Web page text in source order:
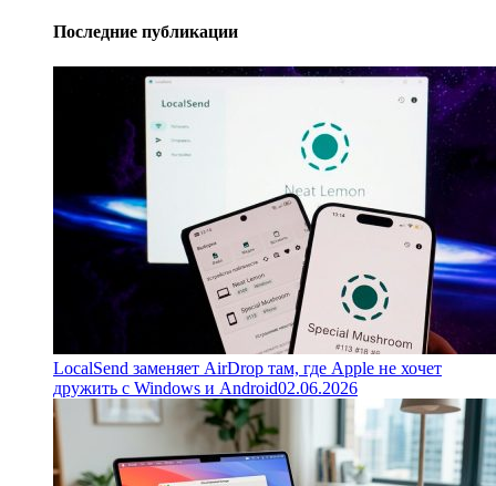
Последние публикации
LocalSend заменяет AirDrop там, где Apple не хочет
дружить с Windows и Android02.06.2026